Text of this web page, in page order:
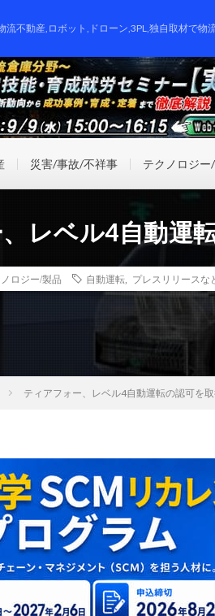
流不動産,ロボット,ドローン,3PL,独自取材で物
災害/事故/不祥事 テクノロジー
レベル4自動運
ロジー/製品 自動運転 プレスリリースな
ティアフォー、レベル4自動運転の認可を